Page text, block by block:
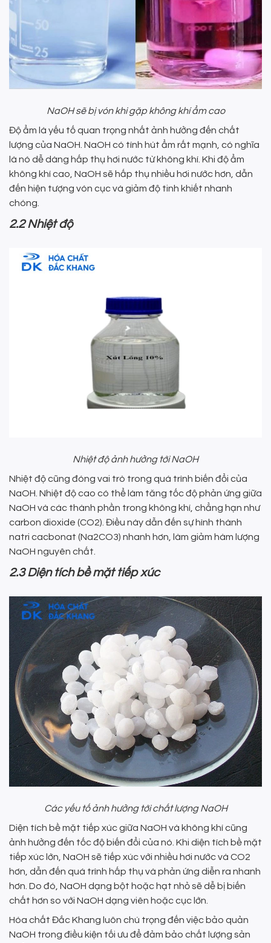
NaOH sẽ bị vón khi gặp không khí ẩm cao
Độ ẩm là yếu tố quan trọng nhất ảnh hưởng đến chất
lượng của NaOH. NaOH có tính hút ẩm rất mạnh, có nghĩa
là nó dễ dàng hấp thụ hơi nước từ không khí. Khi độ ẩm
không khí cao, NaOH sẽ hấp thụ nhiều hơi nước hơn, dẫn
đến hiện tượng vón cục và giảm độ tinh khiết nhanh
chóng.
2.2 Nhiệt độ
Nhiệt độ ảnh hưởng tới NaOH
Nhiệt độ cũng đóng vai trò trong quá trình biến đổi của
NaOH. Nhiệt độ cao có thể làm tăng tốc độ phản ứng giữa
NaOH và các thành phần trong không khí, chẳng hạn như
carbon dioxide (CO2). Điều này dẫn đến sự hình thành
natri cacbonat (Na2CO3) nhanh hơn, làm giảm hàm lượng
NaOH nguyên chất.
2.3 Diện tích bề mặt tiếp xúc
Các yếu tố ảnh hưởng tới chất lượng NaOH
Diện tích bề mặt tiếp xúc giữa NaOH và không khí cũng
ảnh hưởng đến tốc độ biến đổi của nó. Khi diện tích bề mặt
tiếp xúc lớn, NaOH sẽ tiếp xúc với nhiều hơi nước và CO2
hơn, dẫn đến quá trình hấp thụ và phản ứng diễn ra nhanh
hơn. Do đó, NaOH dạng bột hoặc hạt nhỏ sẽ dễ bị biến
chất hơn so với NaOH dạng viên hoặc cục lớn.
Hóa chất Đắc Khang luôn chú trọng đến việc bảo quản
NaOH trong điều kiện tối ưu để đảm bảo chất lượng sản